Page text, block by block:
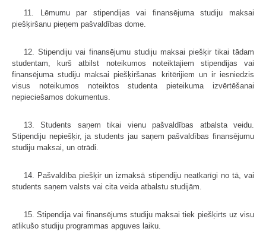
11. Lēmumu par stipendijas vai finansējuma studiju maksai
piešķiršanu pieņem pašvaldības dome.
12. Stipendiju vai finansējumu studiju maksai piešķir tikai tādam
studentam, kurš atbilst noteikumos noteiktajiem stipendijas vai
finansējuma studiju maksai piešķiršanas kritērijiem un ir iesniedzis
visus noteikumos noteiktos studenta pieteikuma izvērtēšanai
nepieciešamos dokumentus.
13. Students saņem tikai vienu pašvaldības atbalsta veidu.
Stipendiju nepiešķir, ja students jau saņem pašvaldības finansējumu
studiju maksai, un otrādi.
14. Pašvaldība piešķir un izmaksā stipendiju neatkarīgi no tā, vai
students saņem valsts vai cita veida atbalstu studijām.
15. Stipendija vai finansējums studiju maksai tiek piešķirts uz visu
atlikušo studiju programmas apguves laiku.